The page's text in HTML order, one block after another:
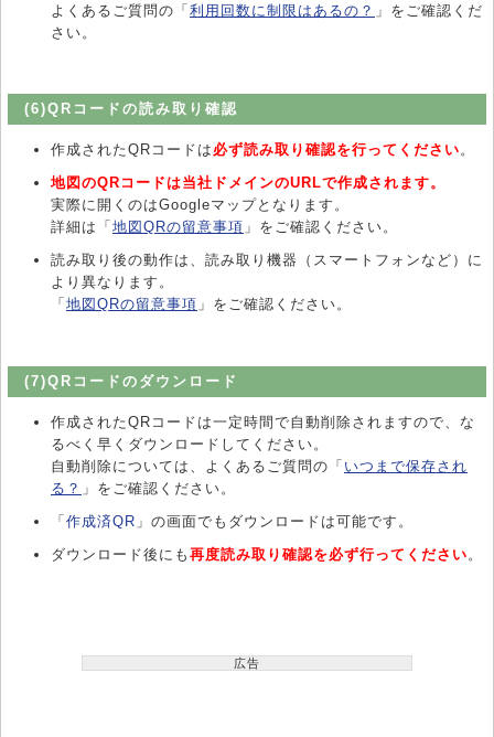
よくあるご質問の「利用回数に制限はあるの？ 」をご確認くだ
さい。
(6)QRコードの読み取り確認
作成されたQRコードは 必ず読み取り確認を行ってください。
地図のQRコードは当社ドメインのURLで作成されます。
実際に開くのはGoogleマップとなります。
詳細は「 地図QRの留意事項 」をご確認ください。
読み取り後の動作は、読み取り機器（スマートフォンなど）に
より異なります。
「 地図QRの留意事項 」をご確認ください。
(7)QRコードのダウンロード
作成されたQRコードは一定時間で自動削除されますので、な
るべく早くダウンロードしてください。
自動削除については、よくあるご質問の「 いつまで保存され
る？ 」をご確認ください。
「 作成済QR 」の画面でもダウンロードは可能です。
ダウンロード後にも 再度読み取り確認を必ず行ってください 。
広告